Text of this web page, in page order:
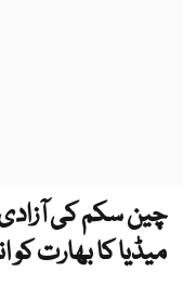
چین سکم کی
میڈیا کا بھارت کو